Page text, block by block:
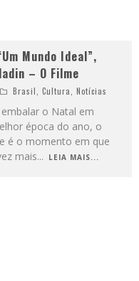
Mundo Ideal”,
– O Filme
Brasil, Cultura, Notícias
o Natal em
época do ano, o
é o momento em que
mais... LEIA MAIS...